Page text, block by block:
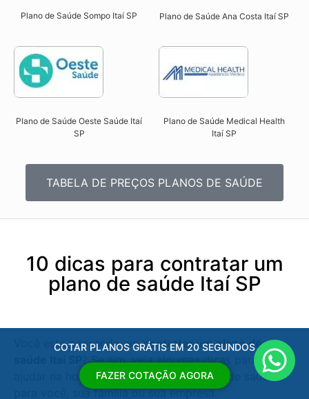
Plano de Saúde Sompo Itaí SP​ Plano de Saúde Ana Costa Itaí SP​
Plano de Saúde Oeste Saúde Itaí
SP​
Plano de Saúde Medical Health
Itaí SP​
TABELA DE PREÇOS PLANOS DE SAÚDE
10 dicas para contratar um
plano de saúde Itaí SP
Você esta pensando emcontratar um plano de
? Se sim, veja algumas dicas para lhe
ajudar na hora de definir o melhor plano de saúde
para você, sua família ou sua empresa.
COTAR PLANOS GRÁTIS EM 20 SEGUNDOS
FAZER COTAÇÃO AGORA